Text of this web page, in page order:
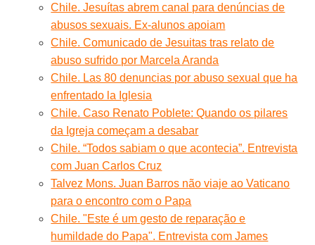
Chile. Jesuítas abrem canal para denúncias de
abusos sexuais. Ex-alunos apoiam
Chile. Comunicado de Jesuitas tras relato de
abuso sufrido por Marcela Aranda
Chile. Las 80 denuncias por abuso sexual que ha
enfrentado la Iglesia
Chile. Caso Renato Poblete: Quando os pilares
da Igreja começam a desabar
Chile. “Todos sabiam o que acontecia”. Entrevista
com Juan Carlos Cruz
Talvez Mons. Juan Barros não viaje ao Vaticano
para o encontro com o Papa
Chile. "Este é um gesto de reparação e
humildade do Papa". Entrevista com James